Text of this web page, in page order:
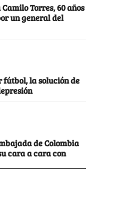
Torres, 60 años
un general del
la solución de
de Colombia
cara a cara con